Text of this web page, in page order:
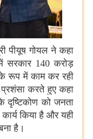
पीयूष गोयल ने कहा
सरकार 140 करोड़
के रूप में काम कर रही
प्रशंसा करते हुए कहा
दृष्टिकोण को जनता
किया है और यही
है।